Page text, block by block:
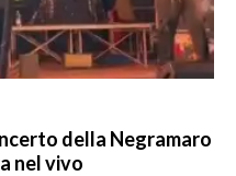
della Negramaro
nel vivo